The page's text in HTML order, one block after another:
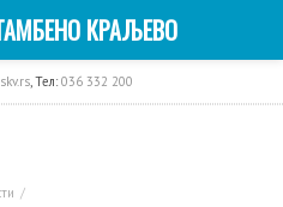
, Тел: 036 332 200
КРАЉЕВО